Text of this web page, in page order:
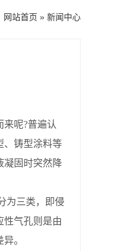
网站首页 » 新闻中心
呢?普遍认
、铸型涂料等
凝固时突然降
为三类，即侵
性气孔则是由
。